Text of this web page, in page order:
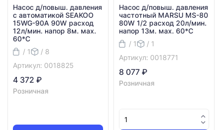
Насос д/повыш. давления
с автоматикой SEAKOO
15WG-90A 90W расход
12л/мин. напор 8м. мах.
60*C
/ 1
/ 8
Артикул: 0018825
4 372 ₽
Розничная
Насос д/повыш. давления
частотный MARSU MS-80
80W 1/2 расход 20л/мин.
напор 13м. мах. 60*C
/ 1
/ 1
Артикул: 0018771
8 077 ₽
Розничная